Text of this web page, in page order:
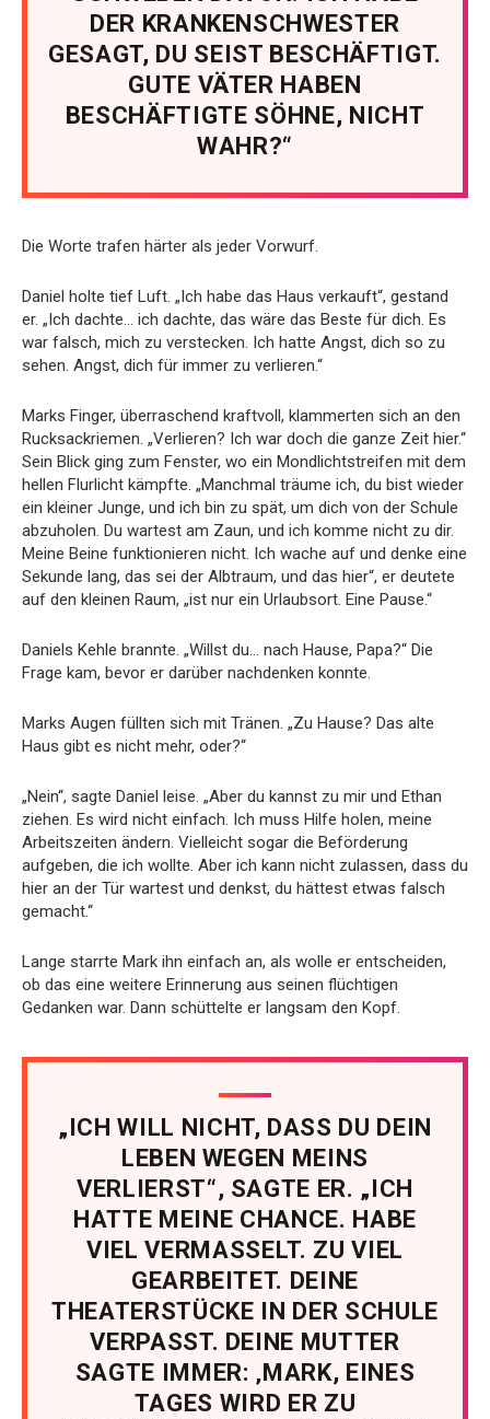
DER KRANKENSCHWESTER
GESAGT, DU SEIST BESCHÄFTIGT.
GUTE VÄTER HABEN
BESCHÄFTIGTE SÖHNE, NICHT
WAHR?“
Die Worte trafen härter als jeder Vorwurf.
Daniel holte tief Luft. „Ich habe das Haus verkauft“, gestand
er. „Ich dachte… ich dachte, das wäre das Beste für dich. Es
war falsch, mich zu verstecken. Ich hatte Angst, dich so zu
sehen. Angst, dich für immer zu verlieren.“
Marks Finger, überraschend kraftvoll, klammerten sich an den
Rucksackriemen. „Verlieren? Ich war doch die ganze Zeit hier.“
Sein Blick ging zum Fenster, wo ein Mondlichtstreifen mit dem
hellen Flurlicht kämpfte. „Manchmal träume ich, du bist wieder
ein kleiner Junge, und ich bin zu spät, um dich von der Schule
abzuholen. Du wartest am Zaun, und ich komme nicht zu dir.
Meine Beine funktionieren nicht. Ich wache auf und denke eine
Sekunde lang, das sei der Albtraum, und das hier“, er deutete
auf den kleinen Raum, „ist nur ein Urlaubsort. Eine Pause.“
Daniels Kehle brannte. „Willst du… nach Hause, Papa?“ Die
Frage kam, bevor er darüber nachdenken konnte.
Marks Augen füllten sich mit Tränen. „Zu Hause? Das alte
Haus gibt es nicht mehr, oder?“
„Nein“, sagte Daniel leise. „Aber du kannst zu mir und Ethan
ziehen. Es wird nicht einfach. Ich muss Hilfe holen, meine
Arbeitszeiten ändern. Vielleicht sogar die Beförderung
aufgeben, die ich wollte. Aber ich kann nicht zulassen, dass du
hier an der Tür wartest und denkst, du hättest etwas falsch
gemacht.“
Lange starrte Mark ihn einfach an, als wolle er entscheiden,
ob das eine weitere Erinnerung aus seinen flüchtigen
Gedanken war. Dann schüttelte er langsam den Kopf.
„ICH WILL NICHT, DASS DU DEIN
LEBEN WEGEN MEINS
VERLIERST“, SAGTE ER. „ICH
HATTE MEINE CHANCE. HABE
VIEL VERMASSELT. ZU VIEL
GEARBEITET. DEINE
THEATERSTÜCKE IN DER SCHULE
VERPASST. DEINE MUTTER
SAGTE IMMER: ‚MARK, EINES
TAGES WIRD ER ZU